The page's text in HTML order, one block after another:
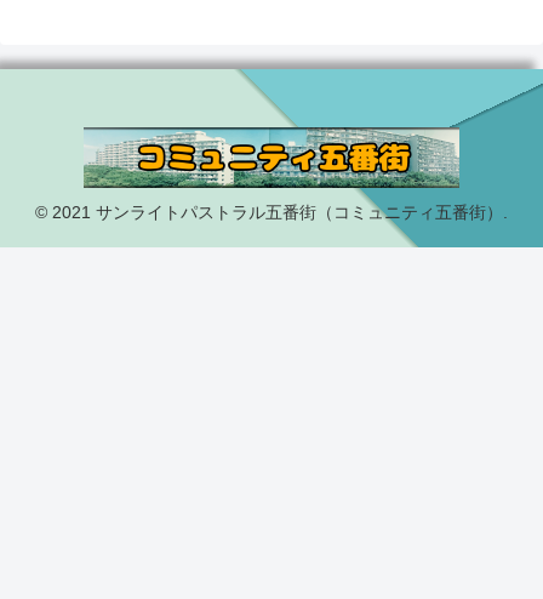
© 2021 サンライトパストラル五番街（コミュニティ五番街）.